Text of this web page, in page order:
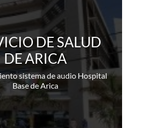
DE SALUD
DE ARICA
sistema de audio Hospital
Base de Arica